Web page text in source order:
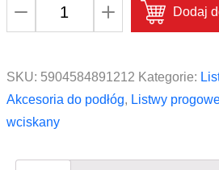
wciskany
PVC
laminat
40mm
Dodaj
SKU: 5904584891212 Kategorie:
Akcesoria do podłóg, Listwy
wciskany